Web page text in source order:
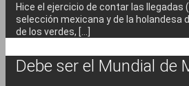
Hice el ejercicio de contar las llegadas
selección mexicana y de la holandesa
de los verdes, [...]
Debe ser el Mundial de